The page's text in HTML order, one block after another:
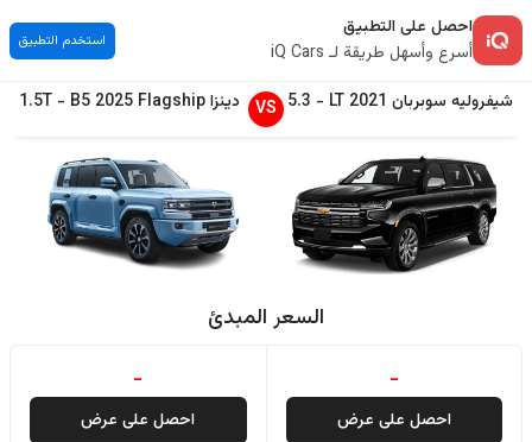
احصل على التطبيق
أسرع وأسهل طريقة لـ iQ Cars
استخدم التطبيق
شيفروليه سوبربان 2021
LT
-
5.3
VS دينزا B5 2025 Flagship
-
1.5T
السعر المبدئ
-
احصل على عرض
-
احصل على عرض